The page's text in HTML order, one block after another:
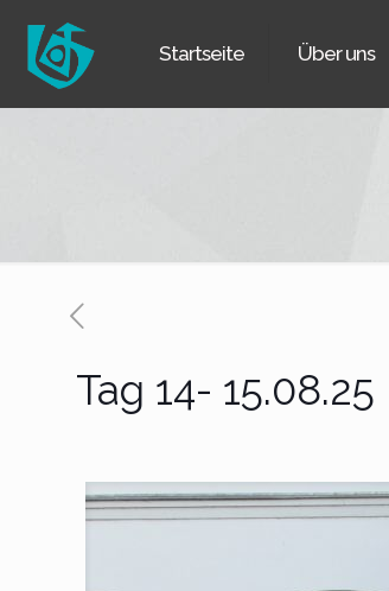
Startseite Über uns
Tag 14- 15.08.25